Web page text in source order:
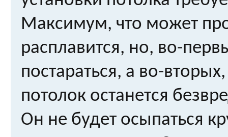
Максимум, что может
расплавится, но, во-
постараться, а во-
потолок останется
Он не будет осыпаться